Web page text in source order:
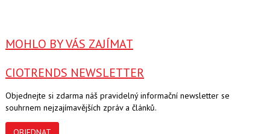
MOHLO BY VÁS ZAJÍMAT
CIOTRENDS NEWSLETTER
Objednejte si zdarma náš pravidelný informační newsletter se
souhrnem nejzajímavějších zpráv a článků.